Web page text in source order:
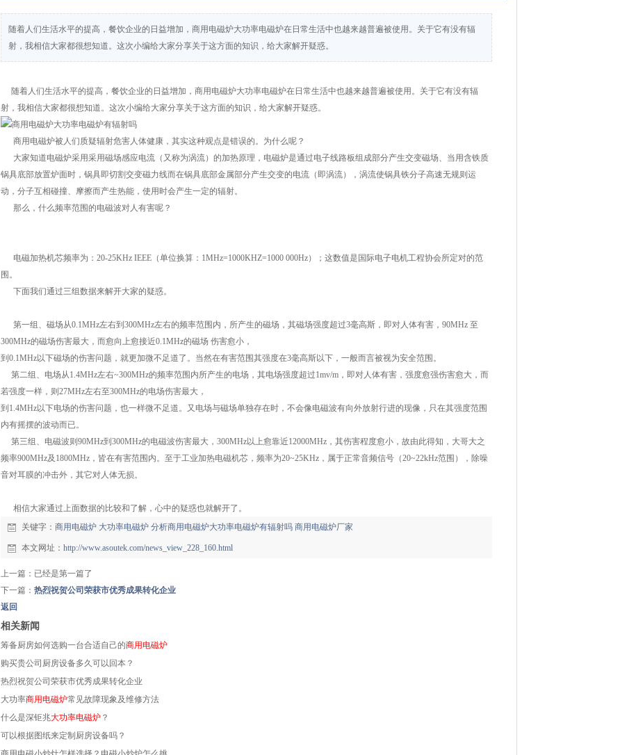
随着人们生活水平的提高，餐饮企业的日益增加，商用电磁炉大功率电磁炉在日常生活中也越来越普遍被使用。关于它有没有辐
射，我相信大家都很想知道。这次小编给大家分享关于这方面的知识，给大家解开疑惑。
随着人们生活水平的提高，餐饮企业的日益增加，商用电磁炉大功率电磁炉在日常生活中也越来越普遍被使用。关于它有没有辐
射，我相信大家都很想知道。这次小编给大家分享关于这方面的知识，给大家解开疑惑。
商用电磁炉被人们质疑辐射危害人体健康，其实这种观点是错误的。为什么呢？
大家知道电磁炉采用采用磁场感应电流（又称为涡流）的加热原理，电磁炉是通过电子线路板组成部分产生交变磁场、当用含铁质
锅具底部放置炉面时，锅具即切割交变磁力线而在锅具底部金属部分产生交变的电流（即涡流），涡流使锅具铁分子高速无规则运
动，分子互相碰撞、摩擦而产生热能，使用时会产生一定的辐射。
那么，什么频率范围的电磁波对人有害呢？
电磁加热机芯频率为：20-25KHz IEEE（单位换算：1MHz=1000KHZ=1000 000Hz）；这数值是国际电子电机工程协会所定对的范
围。
下面我们通过三组数据来解开大家的疑惑。
第一组、磁场从0.1MHz左右到300MHz左右的频率范围内，所产生的磁场，其磁场强度超过3毫高斯，即对人体有害，90MHz 至
300MHz的磁场伤害最大，而愈向上愈接近0.1MHz的磁场 伤害愈小，
到0.1MHz以下磁场的伤害问题，就更加微不足道了。当然在有害范围其强度在3毫高斯以下，一般而言被视为安全范围。
第二组、电场从1.4MHz左右~300MHz的频率范围内所产生的电场，其电场强度超过1mv/m，即对人体有害，强度愈强伤害愈大，而
若强度一样，则27MHz左右至300MHz的电场伤害最大，
到1.4MHz以下电场的伤害问题，也一样微不足道。又电场与磁场单独存在时，不会像电磁波有向外放射行进的现像，只在其强度范围
内有摇摆的波动而已。
第三组、电磁波则90MHz到300MHz的电磁波伤害最大，300MHz以上愈靠近12000MHz，其伤害程度愈小，故由此得知，大哥大之
频率900MHz及1800MHz，皆在有害范围内。至于工业加热电磁机芯，频率为20~25KHz，属于正常音频信号（20~22kHz范围），除噪
音对耳膜的冲击外，其它对人体无损。
相信大家通过上面数据的比较和了解，心中的疑惑也就解开了。
关键字： 商用电磁炉 大功率电磁炉 分析商用电磁炉大功率电磁炉有辐射吗 商用电磁炉厂家
本文网址： http://www.asoutek.com/news_view_228_160.html
上一篇：已经是第一篇了
下一篇： 热烈祝贺公司荣获市优秀成果转化企业
返回
相关新闻
筹备厨房如何选购一台合适自己的商用电磁炉
购买贵公司厨房设备多久可以回本？
热烈祝贺公司荣获市优秀成果转化企业
大功率商用电磁炉常见故障现象及维修方法
什么是深钜兆大功率电磁炉 ？
可以根据图纸来定制厨房设备吗？